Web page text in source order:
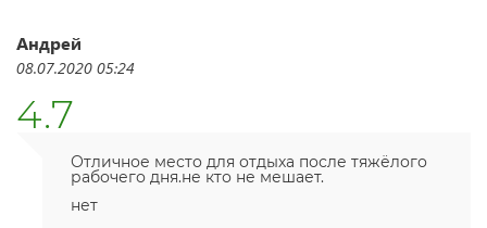
Андрей
08.07.2020 05:24
4.7
Отличное место для отдыха после тяжёлого
рабочего дня.не кто не мешает.
нет